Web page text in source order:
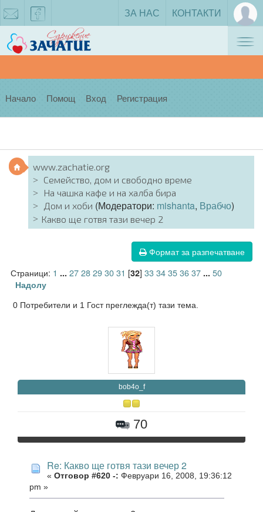
facebook
ЗА НАС КОНТАКТИ
Начало Помощ Вход Регистрация
www.zachatie.org
Семейство, дом и свободно време
На чашка кафе и на халба бира
Дом и хоби (Модератори: mishanta, Врабчо)
Какво ще готвя тази вечер 2
Формат за разпечатване
Страници: 1 ... 2728293031 [32] 3334353637 ... 50
Надолу
0 Потребители и 1 Гост преглежда(т) тази тема.
bob4o_f
70
Re: Какво ще готвя тази вечер 2
« Отговор #620 -: Февруари 16, 2008, 19:36:12
pm »